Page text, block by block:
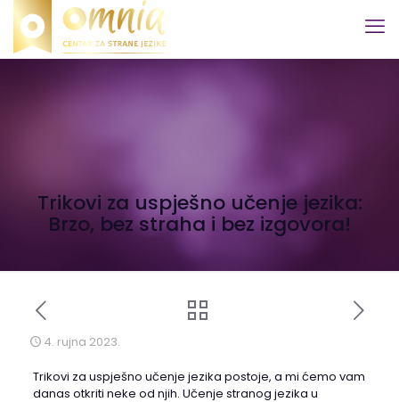
Trikovi za uspješno učenje jezika:
Brzo, bez straha i bez izgovora!
4. rujna 2023.
Trikovi za uspješno učenje jezika postoje, a mi ćemo vam
danas otkriti neke od njih. Učenje stranog jezika u